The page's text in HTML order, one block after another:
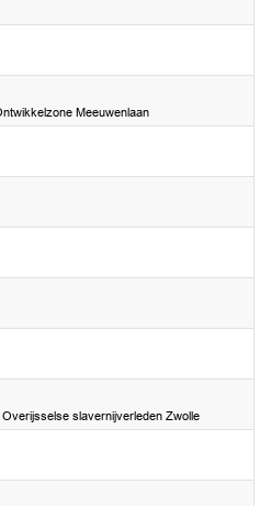
Meeuwenlaan
slavernijverleden Zwolle